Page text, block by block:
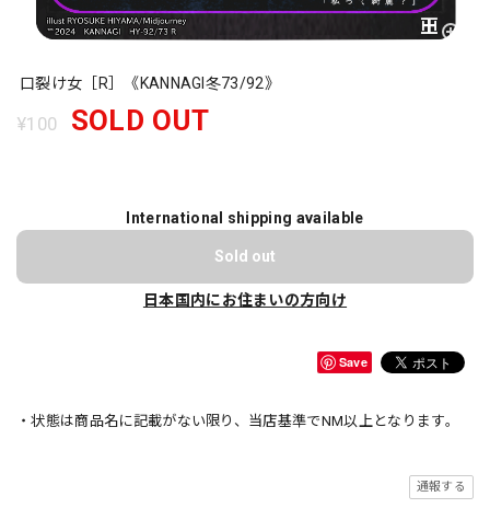
口裂け女［R］《KANNAGI冬73/92》
¥100 SOLD OUT
International shipping available
Sold out
日本国内にお住まいの方向け
Save
・状態は商品名に記載がない限り、当店基準でNM以上となります。
通報する